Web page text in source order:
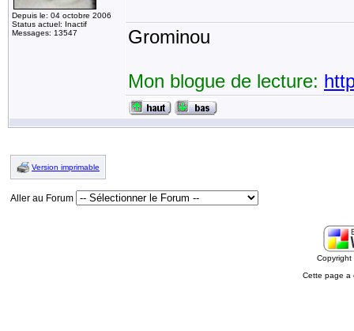
Depuis le: 04 octobre 2006
Status actuel: Inactif
Messages: 13547
Grominou
Mon blogue de lecture:
Version imprimable
Aller au Forum
Cette page a